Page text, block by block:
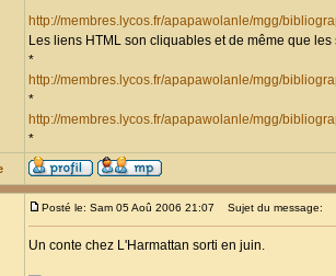
http://membres.lycos.fr/apapawolanle/mgg/
Les liens HTML son cliquables et de même que les
*
http://membres.lycos.fr/apapawolanle/mgg/
*
http://membres.lycos.fr/apapawolanle/mgg/
*
Posté le: Sam 05 Aoû 2006 21:07 Sujet du message:
Un conte chez L'Harmattan sorti en juin.